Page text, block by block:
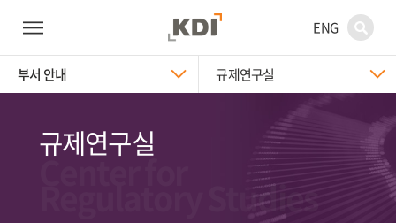
ENG
부서 안내 규제연구실
규제연구실
Center for
Regulatory Studies